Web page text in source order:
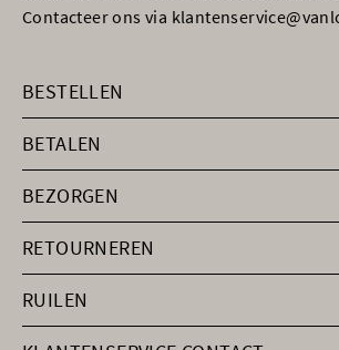
Contacteer ons via
BESTELLEN
BETALEN
BEZORGEN
RETOURNEREN
RUILEN